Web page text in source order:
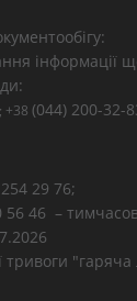
інформації
+38 (044) 200-32-
29 76;
тимчасово
тривоги